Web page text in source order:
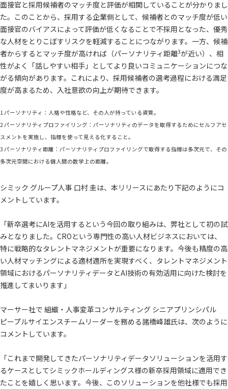
面接官と採用候補者のマッチ度と評価が相関していることが分かりまし
た。このことから、採用する企業側として、候補者とのマッチ度が低い
面接官のバイアスによって評価が低くなることで不採用となった、優秀
な人材をとりこぼすリスクを軽減することにつながります。一方、候補
者からするとマッチ度が高ければ（パーソナリティ距離3が近い）、相
性がよく「話しやすい相手」としてより良いコミュニケーションにつな
がる傾向があります。これにより、採用候補者の選考過程における満足
度が高まるため、入社意欲の向上が期待できます。
1 パーソナリティ：人格や性格など、その人が持っている資質。
2 パーソナリティプロファイリング：パーソナリティのデータを取得するためにセルフアセ
スメントを実施し、指標を使って見える化すること。
3 パーソナリティ距離：パーソナリティプロファイリングで取得する指標は多次元で、その
多次元空間における個人間の数学上の距離。
シミック グループ人事 口村 圭は、本リリースにあたり下記のようにコ
メントしています。
「新卒選考にAIを活用するという今回の取り組みは、弊社として初の試
みとなりました。CROという専門性の高い人材ビジネスにおいては、
特に戦略的なタレントマネジメントが重要になります。今後も精度の高
い人材マッチングによる適材適所を実現すべく、タレントマネジメント
領域におけるパーソナリティデータとAI技術の有効活用に向けた検討を
推進してまいります」
マーサー社で 組織・人事変革コンサルティング シニアプリンシパル
ピープルサイエンスチームリーダーを務める諸橋峰雄氏は、次のように
コメントしています。
「これまで開発してきたパーソナリティデータソリューションを活用す
るケースとしてシミックホールディングス様の新卒採用領域に適用でき
たことを嬉しく思います。今後、このソリューションを他社様でも採用